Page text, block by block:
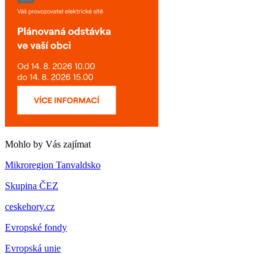
Mohlo by Vás zajímat
Mikroregion Tanvaldsko
Skupina ČEZ
ceskehory.cz
Evropské fondy
Evropská unie